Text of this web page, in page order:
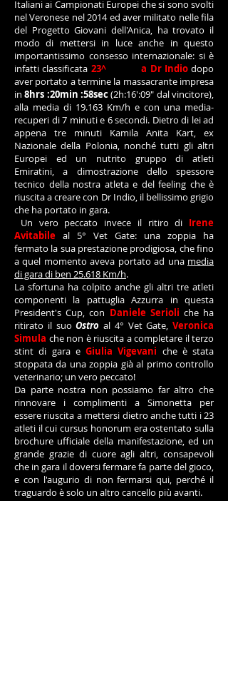
Italiani ai Campionati Europei che si sono svolti
nel Veronese nel 2014 ed aver militato nelle fila
del Progetto Giovani dell'Anica, ha trovato il
modo di mettersi in luce anche in questo
importantissimo consesso internazionale: si è
infatti classificata 23^ a Dr Indiodopo
aver portato a termine la massacrante impresa
in8hrs :20min :58sec(2h:16':09" dal vincitore),
alla media di 19.163 Km/h e con una media-
recuperi di 7 minuti e 6 secondi. Dietro di lei ad
appena tre minuti Kamila Anita Kart, ex
Nazionale della Polonia, nonché tutti gli altri
Europei ed un nutrito gruppo di atleti
Emiratini, a dimostrazione dello spessore
tecnico della nostra atleta e del feeling che è
riuscita a creare con Dr Indio, il bellissimo grigio
che ha portato in gara.
Un vero peccato invece il ritiro di Irene
Avitabile al 5° Vet Gate: una zoppia ha
fermato la sua prestazione prodigiosa, che fino
a quel momento aveva portato ad una media
di gara di ben 25.618 Km/h.
La sfortuna ha colpito anche gli altri tre atleti
componenti la pattuglia Azzurra in questa
President's Cup, con Daniele Serioli che ha
ritirato il suoOstro al 4° Vet Gate, Veronica
Simula che non è riuscita a completare il terzo
stint di gara e Giulia Vigevani che è stata
stoppata da una zoppia già al primo controllo
veterinario; un vero peccato!
Da parte nostra non possiamo far altro che
rinnovare i complimenti a Simonetta per
essere riuscita a mettersi dietro anche tutti i 23
atleti il cui cursus honorum era ostentato sulla
brochure ufficiale della manifestazione, ed un
grande grazie di cuore agli altri, consapevoli
che in gara il doversi fermare fa parte del gioco,
e con l'augurio di non fermarsi qui, perché il
traguardo è solo un altro cancello più avanti.